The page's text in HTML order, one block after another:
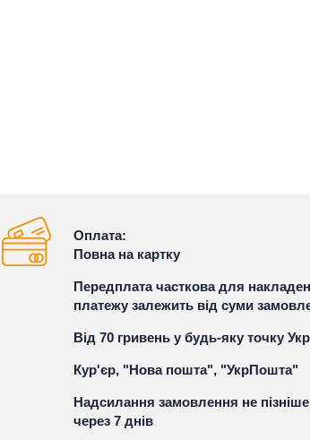
Оплата:
Повна на картку
Передплата часткова для
платежу залежить від суми
Від 70 гривень у будь-яку точку
Кур'єр, "Нова пошта", "УкрПошта"
Надсилання замовлення не пізніше
через 7 днів